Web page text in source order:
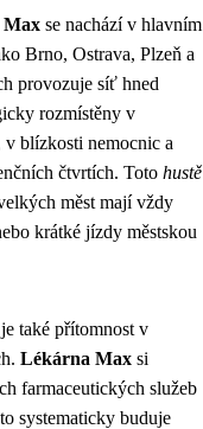
Max se nachází v hlavním
Brno, Ostrava, Plzeň a
provozuje síť hned
rozmístěny v
v blízkosti nemocnic a
čtvrtích. Toto hustě
měst mají vždy
krátké jízdy městskou
také přítomnost v
Lékárna Max si
farmaceutických služeb
systematicky buduje